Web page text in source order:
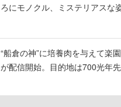
ろにモノクル、ミステリアスな
“船倉の神”に培養肉を与えて楽
が配信開始。目的地は700光年